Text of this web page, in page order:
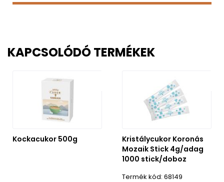
KAPCSOLÓDÓ TERMÉKEK
Kockacukor 500g
Kristálycukor Koronás
Mozaik Stick 4g/adag
1000 stick/doboz
68149